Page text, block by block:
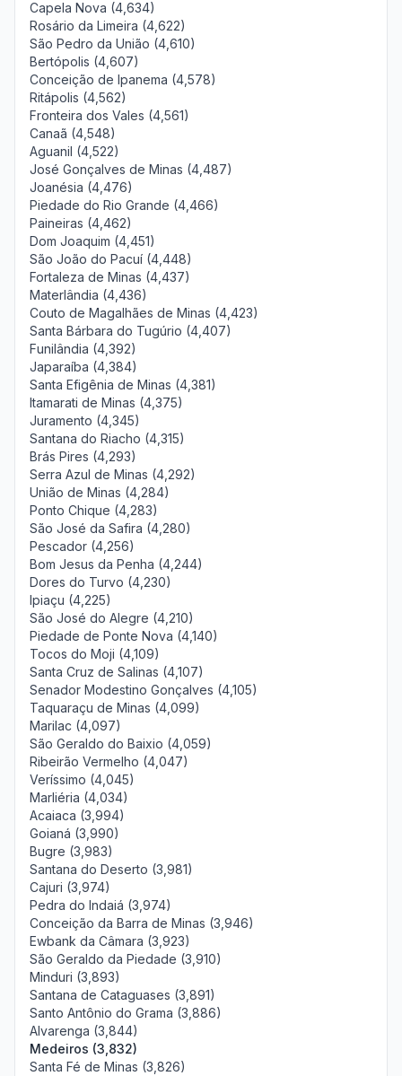
Capela Nova (4,634)
Rosário da Limeira (4,622)
São Pedro da União (4,610)
Bertópolis (4,607)
Conceição de Ipanema (4,578)
Ritápolis (4,562)
Fronteira dos Vales (4,561)
Canaã (4,548)
Aguanil (4,522)
José Gonçalves de Minas (4,487)
Joanésia (4,476)
Piedade do Rio Grande (4,466)
Paineiras (4,462)
Dom Joaquim (4,451)
São João do Pacuí (4,448)
Fortaleza de Minas (4,437)
Materlândia (4,436)
Couto de Magalhães de Minas (4,423)
Santa Bárbara do Tugúrio (4,407)
Funilândia (4,392)
Japaraíba (4,384)
Santa Efigênia de Minas (4,381)
Itamarati de Minas (4,375)
Juramento (4,345)
Santana do Riacho (4,315)
Brás Pires (4,293)
Serra Azul de Minas (4,292)
União de Minas (4,284)
Ponto Chique (4,283)
São José da Safira (4,280)
Pescador (4,256)
Bom Jesus da Penha (4,244)
Dores do Turvo (4,230)
Ipiaçu (4,225)
São José do Alegre (4,210)
Piedade de Ponte Nova (4,140)
Tocos do Moji (4,109)
Santa Cruz de Salinas (4,107)
Senador Modestino Gonçalves (4,105)
Taquaraçu de Minas (4,099)
Marilac (4,097)
São Geraldo do Baixio (4,059)
Ribeirão Vermelho (4,047)
Veríssimo (4,045)
Marliéria (4,034)
Acaiaca (3,994)
Goianá (3,990)
Bugre (3,983)
Santana do Deserto (3,981)
Cajuri (3,974)
Pedra do Indaiá (3,974)
Conceição da Barra de Minas (3,946)
Ewbank da Câmara (3,923)
São Geraldo da Piedade (3,910)
Minduri (3,893)
Santana de Cataguases (3,891)
Santo Antônio do Grama (3,886)
Alvarenga (3,844)
Medeiros (3,832)
Santa Fé de Minas (3,826)